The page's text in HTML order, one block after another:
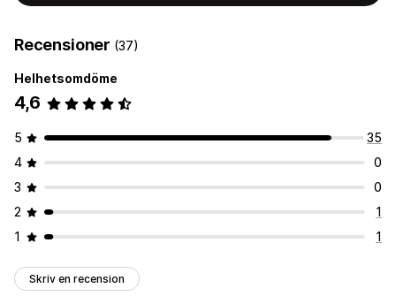
Recensioner (37)
Helhetsomdöme
4,6
5
35
4
0
3
0
2
1
1
1
Skriv en recension